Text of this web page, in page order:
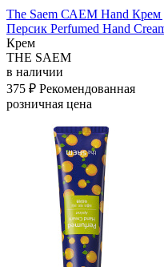
The Saem САЕМ Hand
Персик Perfumed Hand
Крем
THE SAEM
в наличии
375 ₽ Рекомендованная
розничная цена